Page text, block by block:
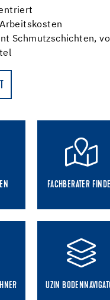
Schmutzschichten,
FACHBERATER
UZIN